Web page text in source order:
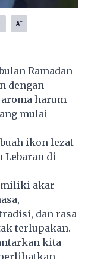
A+
Ramadan
dengan
harum
mulai
ikon lezat
Lebaran di
akar
dan rasa
terlupakan.
kita